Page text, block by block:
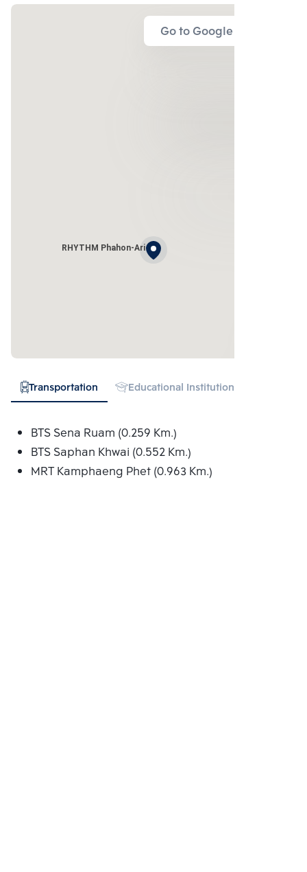
Go to Google Map
RHYTHM Phahon-Ari
Transportation Educational Institution
BTS Sena Ruam (0.259 Km.)
BTS Saphan Khwai (0.552 Km.)
MRT Kamphaeng Phet (0.963 Km.)